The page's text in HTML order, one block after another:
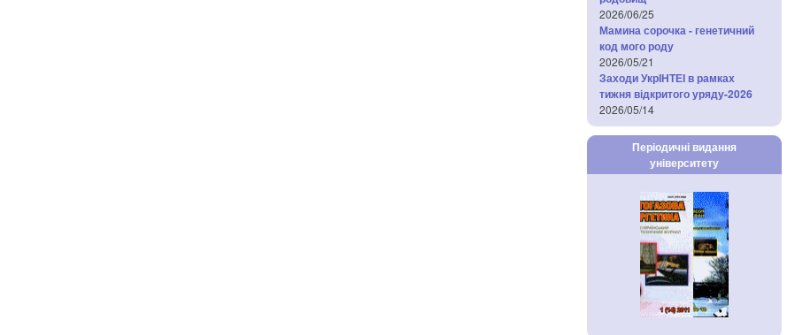
2026/06/25
Мамина сорочка - генетичний
код мого роду
2026/05/21
Заходи УкрІНТЕІ в рамках
тижня відкритого уряду-2026
2026/05/14
Періодичні видання
університету